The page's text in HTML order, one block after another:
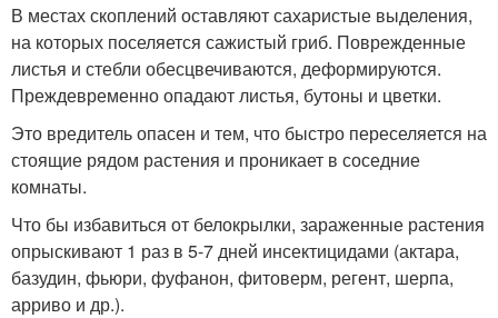
В местах скоплений оставляют сахаристые выделения,
на которых поселяется сажистый гриб. Поврежденные
листья и стебли обесцвечиваются, деформируются.
Преждевременно опадают листья, бутоны и цветки.
Это вредитель опасен и тем, что быстро переселяется на
стоящие рядом растения и проникает в соседние
комнаты.
Что бы избавиться от белокрылки, зараженные растения
опрыскивают 1 раз в 5-7 дней инсектицидами (актара,
базудин, фьюри, фуфанон, фитоверм, регент, шерпа,
арриво и др.).